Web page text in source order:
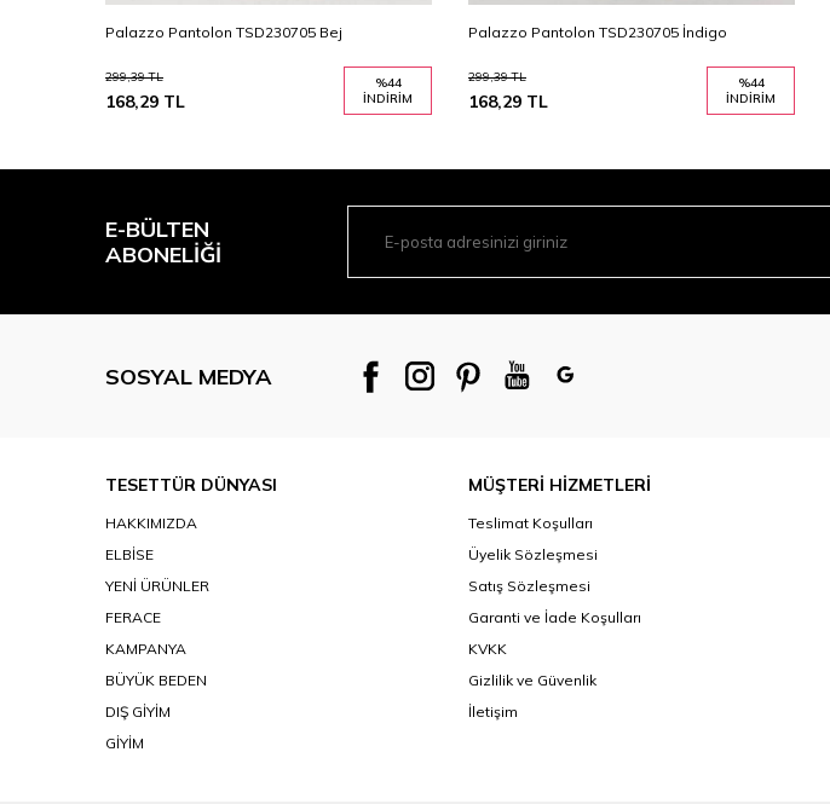
Palazzo Pantolon TSD230705 Bej
299,39TL
168,29 TL
%44
İNDIRIM
Palazzo Pantolon TSD230705 İndigo
299,39TL
168,29 TL
%44
İNDIRIM
E-BÜLTEN
ABONELIĞI
SOSYAL MEDYA
TESETTÜR DÜNYASI
HAKKIMIZDA
ELBİSE
YENİ ÜRÜNLER
FERACE
KAMPANYA
BÜYÜK BEDEN
DIŞ GİYİM
GİYİM
MÜŞTERİ HİZMETLERİ
Teslimat Koşulları
Üyelik Sözleşmesi
Satış Sözleşmesi
Garanti ve İade Koşulları
KVKK
Gizlilik ve Güvenlik
İletişim